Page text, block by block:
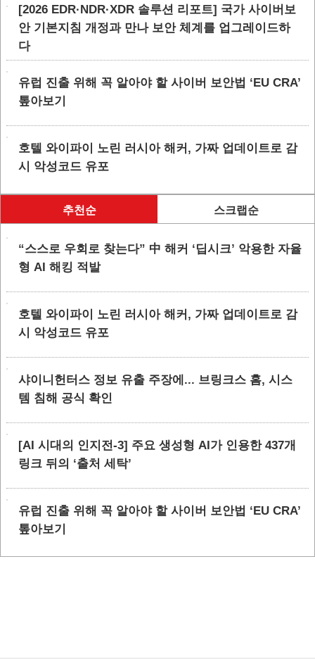
[2026 EDR·NDR·XDR 솔루션 리포트] 국가 사이버보
안 기본지침 개정과 만나 보안 체계를 업그레이드하
다
유럽 진출 위해 꼭 알아야 할 사이버 보안법 ‘EU CRA’
톺아보기
호텔 와이파이 노린 러시아 해커, 가짜 업데이트로 감
시 악성코드 유포
추천순 스크랩순
“스스로 우회로 찾는다” 中 해커 ‘딥시크’ 악용한 자율
형 AI 해킹 적발
호텔 와이파이 노린 러시아 해커, 가짜 업데이트로 감
시 악성코드 유포
샤이니헌터스 정보 유출 주장에... 브링크스 홈, 시스
템 침해 공식 확인
[AI 시대의 인지전-3] 주요 생성형 AI가 인용한 437개
링크 뒤의 ‘출처 세탁’
유럽 진출 위해 꼭 알아야 할 사이버 보안법 ‘EU CRA’
톺아보기